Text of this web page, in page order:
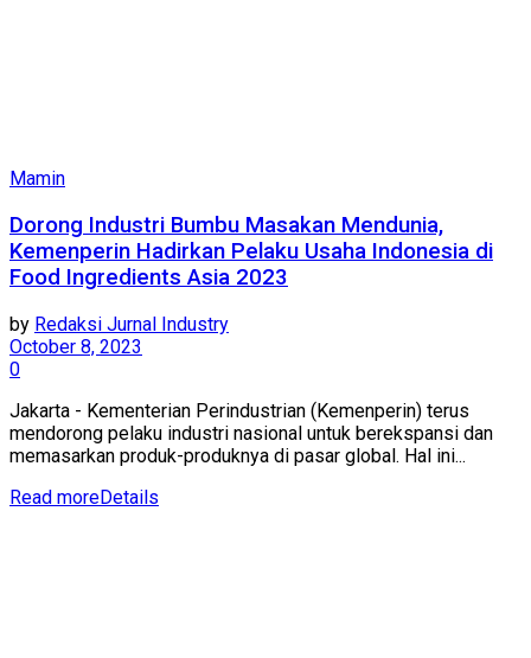
Mamin
Dorong Industri Bumbu Masakan Mendunia,
Kemenperin Hadirkan Pelaku Usaha Indonesia di
Food Ingredients Asia 2023
by Redaksi Jurnal Industry
October 8, 2023
0
Jakarta - Kementerian Perindustrian (Kemenperin) terus
mendorong pelaku industri nasional untuk berekspansi dan
memasarkan produk-produknya di pasar global. Hal ini...
Read moreDetails